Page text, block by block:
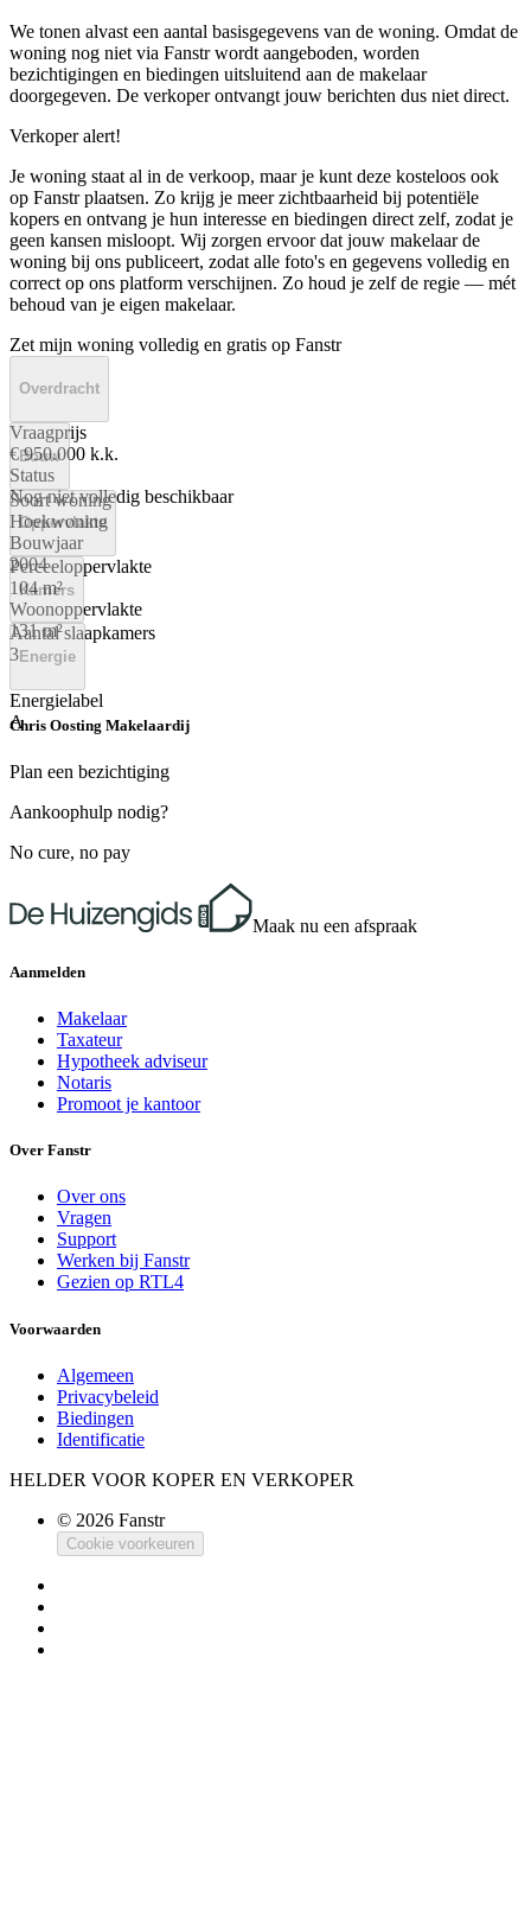
We tonen alvast een aantal basisgegevens van de woning. Omdat de
woning nog niet via Fanstr wordt aangeboden, worden
bezichtigingen en biedingen uitsluitend aan de makelaar
doorgegeven. De verkoper ontvangt jouw berichten dus niet direct.
Verkoper alert!
Je woning staat al in de verkoop, maar je kunt deze kosteloos ook
op Fanstr plaatsen. Zo krijg je meer zichtbaarheid bij potentiële
kopers en ontvang je hun interesse en biedingen direct zelf, zodat je
geen kansen misloopt. Wij zorgen ervoor dat jouw makelaar de
woning bij ons publiceert, zodat alle foto's en gegevens volledig en
correct op ons platform verschijnen. Zo houd je zelf de regie — mét
behoud van je eigen makelaar.
Zet mijn woning volledig en gratis op Fanstr
Overdracht
Vraagprijs
€ 950.000 k.k.
Status
Nog niet volledig beschikbaar
Bouw
Soort woning
Hoekwoning
Bouwjaar
2004
Oppervlakte
Perceeloppervlakte
104 m²
Woonoppervlakte
131 m²
Kamers
Aantal slaapkamers
3 Energie
Energielabel
A
Chris Oosting Makelaardij
Plan een bezichtiging
Aankoophulp nodig?
No cure, no pay
Maak nu een afspraak
Aanmelden
Makelaar
Taxateur
Hypotheek adviseur
Notaris
Promoot je kantoor
Over Fanstr
Over ons
Vragen
Support
Werken bij Fanstr
Gezien op RTL4
Voorwaarden
Algemeen
Privacybeleid
Biedingen
Identificatie
HELDER VOOR KOPER EN VERKOPER
© 2026 Fanstr
Cookie voorkeuren